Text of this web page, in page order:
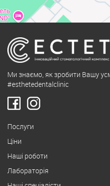
Ми знаємо, як зробити Вашу
#esthetedentalclinic
Послуги
Ціни
Наші роботи
Лабораторія